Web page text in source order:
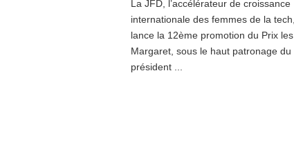
La JFD, l’accélérateur de croissance
internationale des femmes de la tech,
lance la 12ème promotion du Prix les
Margaret, sous le haut patronage du
président ...